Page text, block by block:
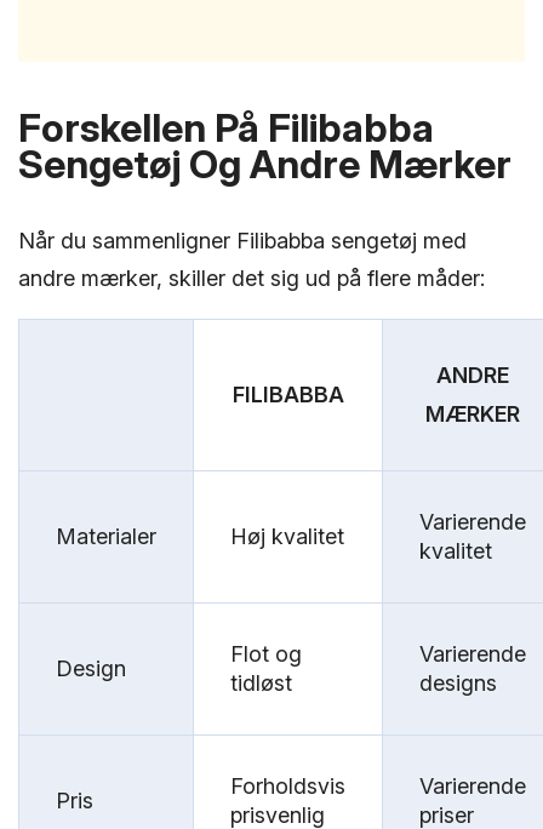
Forskellen På Filibabba
Sengetøj Og Andre Mærker
Når du sammenligner Filibabba sengetøj med
andre mærker, skiller det sig ud på flere måder:
FILIBABBA
ANDRE
MÆRKER
Materialer Høj kvalitet
Varierende
kvalitet
Design
Flot og
tidløst
Varierende
designs
Pris
Forholdsvis
prisvenlig
Varierende
priser